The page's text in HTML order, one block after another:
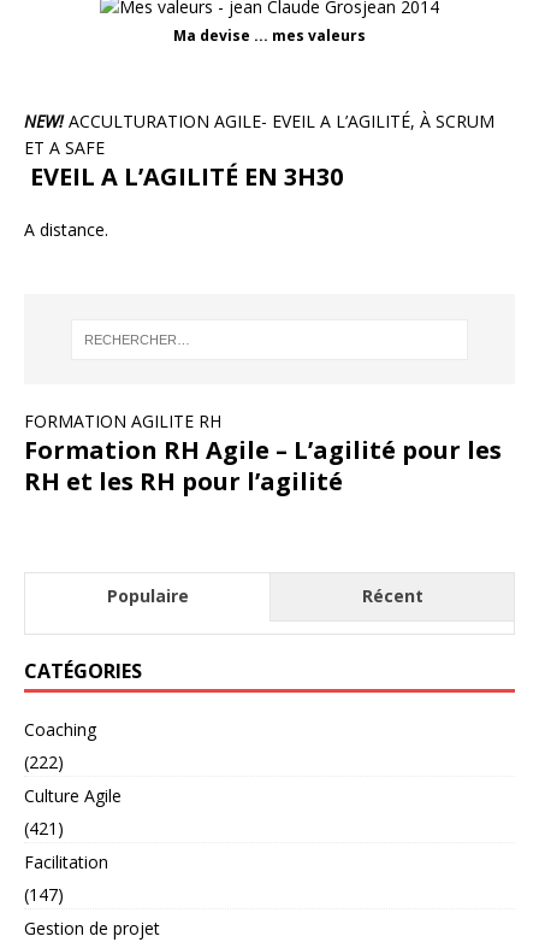
Ma devise ... mes valeurs
NEW!ACCULTURATION AGILE- EVEIL A L’AGILITÉ, À SCRUM
ET A SAFE
EVEIL A L’AGILITÉ EN 3H30
A distance.
FORMATION AGILITE RH
Formation RH Agile – L’agilité pour les
RH et les RH pour l’agilité
Populaire Récent
CATÉGORIES
Coaching
(222)
Culture Agile
(421)
Facilitation
(147)
Gestion de projet